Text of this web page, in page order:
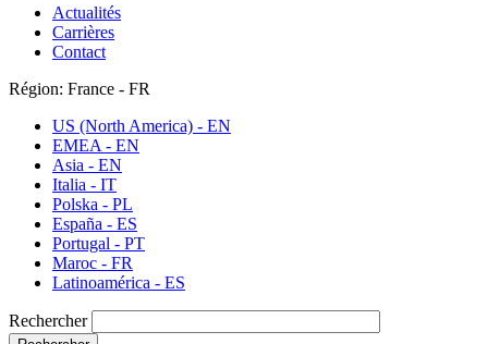
Actualités
Carrières
Contact
Région: France - FR
US (North America) - EN
EMEA - EN
Asia - EN
Italia - IT
Polska - PL
España - ES
Portugal - PT
Maroc - FR
Latinoamérica - ES
Rechercher